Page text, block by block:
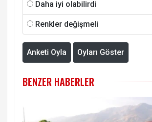
Daha iyi olabilirdi
Renkler değişmeli
Anketi Oyla Oyları Göster
BENZER HABERLER